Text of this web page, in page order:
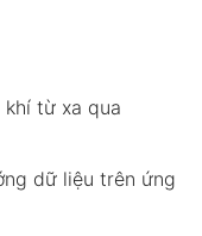
từ xa qua
dữ liệu trên ứng